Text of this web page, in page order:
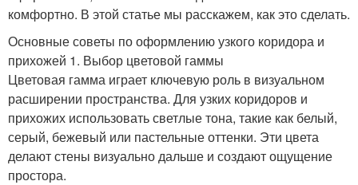
комфортно. В этой статье мы расскажем, как это сделать.
Основные советы по оформлению узкого коридора и
прихожей 1. Выбор цветовой гаммы
Цветовая гамма играет ключевую роль в визуальном
расширении пространства. Для узких коридоров и
прихожих использовать светлые тона, такие как белый,
серый, бежевый или пастельные оттенки. Эти цвета
делают стены визуально дальше и создают ощущение
простора.